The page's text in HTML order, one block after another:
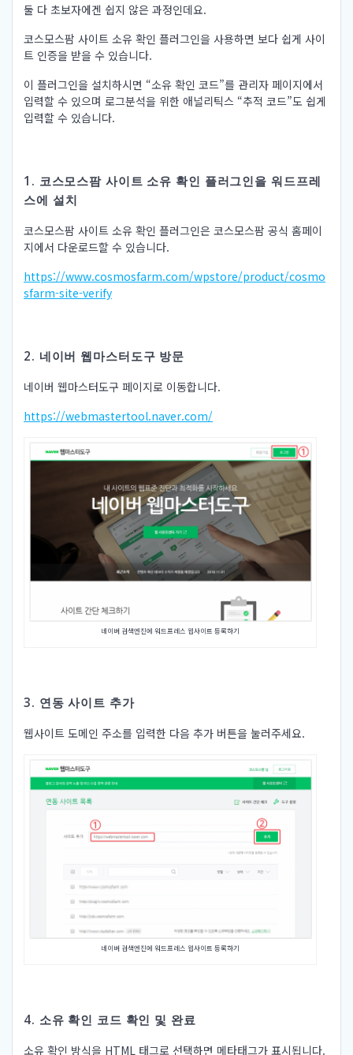
둘 다 초보자에겐 쉽지 않은 과정인데요.
코스모스팜 사이트 소유 확인 플러그인을 사용하면 보다 쉽게 사이
트 인증을 받을 수 있습니다.
이 플러그인을 설치하시면 “소유 확인 코드”를 관리자 페이지에서
입력할 수 있으며 로그분석을 위한 애널리틱스 “추적 코드”도 쉽게
입력할 수 있습니다.
1. 코스모스팜 사이트 소유 확인 플러그인을 워드프레
스에 설치
코스모스팜 사이트 소유 확인 플러그인은 코스모스팜 공식 홈페이
지에서 다운로드할 수 있습니다.
https://www.cosmosfarm.com/wpstore/product/cosmo
sfarm-site-verify
2. 네이버 웹마스터도구 방문
네이버 웹마스터도구 페이지로 이동합니다.
https://webmastertool.naver.com/
네이버 검색엔진에 워드프레스 웹사이트 등록하기
3. 연동 사이트 추가
웹사이트 도메인 주소를 입력한 다음 추가 버튼을 눌러주세요.
네이버 검색엔진에 워드프레스 웹사이트 등록하기
4. 소유 확인 코드 확인 및 완료
소유 확인 방식을 HTML 태그로 선택하면 메타태그가 표시됩니다.